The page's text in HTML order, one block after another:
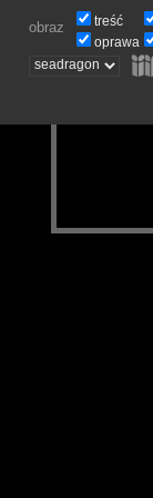
obraz
treść
oprawa